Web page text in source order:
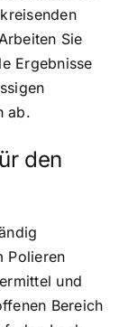
Sie
Ergebnisse
ab.
den
Polieren
und
Bereich